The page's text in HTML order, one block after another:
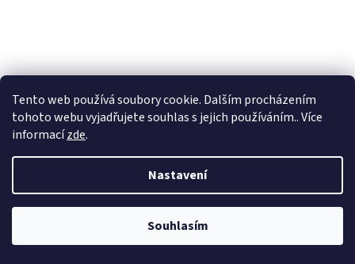
Tento web používá soubory cookie. Dalším procházením
tohoto webu vyjadřujete souhlas s jejich používáním.. Více
informacízde.
Nastavení
Souhlasím
www.fleg.cz
Vytvořil Shoptet
gamehouse.cz. Všechna práva vyhrazena.